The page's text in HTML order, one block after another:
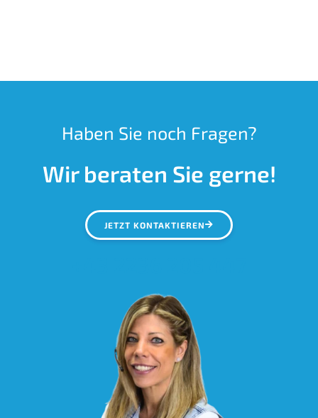
Haben Sie noch Fragen?
Wir beraten Sie gerne!
JETZT KONTAKTIEREN